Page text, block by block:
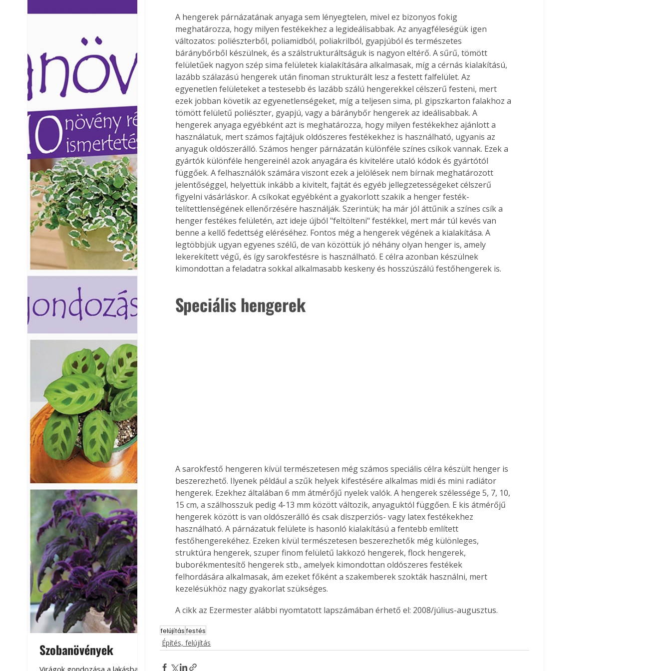
Laptapir kényelmes megoldás,
mert: – t
Szobanövények
Virágoskert: kertben,
teraszon, lakásban
Gyógyító növények: a
A hengerek párnázatának anyaga sem lényegtelen, mivel ez bizonyos fokig
meghatározza, hogy milyen festékekhez a legideálisabbak. Az anyagféleségük igen
változatos: poliészterből, poliamidból, poliakrilból, gyapjúból és természetes
báránybőrből készülnek, és a szálstrukturáltságuk is nagyon eltérő. A sűrű, tömött
felületűek nagyon szép sima felületek kialakítására alkalmasak, míg a cérnás kialakítású,
lazább szálazású hengerek után finoman strukturált lesz a festett falfelület. Az
egyenetlen felületeket a testesebb és lazább szálú hengerekkel célszerű festeni, mert
ezek jobban követik az egyenetlenségeket, míg a teljesen sima, pl. gipszkarton falakhoz a
tömött felületű poliészter, gyapjú, vagy a báránybőr hengerek az ideálisabbak. A
hengerek anyaga egyébként azt is meghatározza, hogy milyen festékekhez ajánlott a
használatuk, mert számos fajtájuk oldószeres festékekhez is használható, ugyanis az
anyaguk oldószerálló. Számos henger párnázatán különféle színes csíkok vannak. Ezek a
gyártók különféle hengereinél azok anyagára és kivitelére utaló kódok és gyártótól
függőek. A felhasználók számára viszont ezek a jelölések nem bírnak meghatározott
jelentőséggel, helyettük inkább a kivitelt, fajtát és egyéb jellegzetességeket célszerű
figyelni vásárláskor. A csíkokat egyébként a gyakorlott szakik a henger festék-
telítettlenségének ellenőrzésére használják. Szerintük; ha már jól áttűnik a színes csík a
henger festékes felületén, azt ideje újból "feltölteni" festékkel, mert már túl kevés van
benne a kellő fedettség eléréséhez. Fontos még a hengerek végének a kialakítása. A
legtöbbjük ugyan egyenes szélű, de van közöttük jó néhány olyan henger is, amely
lekerekített végű, és így sarokfestésre is használható. E célra azonban készülnek
kimondottan a feladatra sokkal alkalmasabb keskeny és hosszúszálú festőhengerek is.
Speciális hengerek
A sarokfestő hengeren kívül természetesen még számos speciális célra készült henger is
beszerezhető. Ilyenek például a szűk helyek kifestésére alkalmas midi és mini radiátor
hengerek. Ezekhez általában 6 mm átmérőjű nyelek valók. A hengerek szélessége 5, 7, 10,
15 cm, a szálhosszuk pedig 4-13 mm között változik, anyaguktól függően. E kis átmérőjű
hengerek között is van oldószerálló és csak diszperziós- vagy latex festékekhez
használható. A párnázatuk felülete is hasonló kialakítású a fentebb említett
festőhengerekéhez. Ezeken kívül természetesen beszerezhetők még különleges,
struktúra hengerek, szuper finom felületű lakkozó hengerek, flock hengerek,
buborékmentesítő hengerek stb., amelyek kimondottan oldószeres festékek
felhordására alkalmasak, ám ezeket főként a szakemberek szokták használni, mert
kezelésükhöz nagy gyakorlat szükséges.
A cikk az Ezermester alábbi nyomtatott lapszámában érhető el: 2008/július-augusztus.
felújításfestés
Építés, felújítás